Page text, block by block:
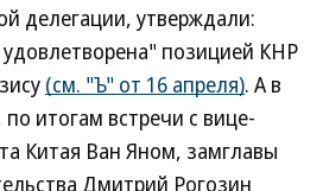
делегации, утверждали:
позицией КНР
(см. "Ъ" от 16 апреля). А в
итогам встречи с вице-
Китая Ван Яном, замглавы
Дмитрий Рогозин